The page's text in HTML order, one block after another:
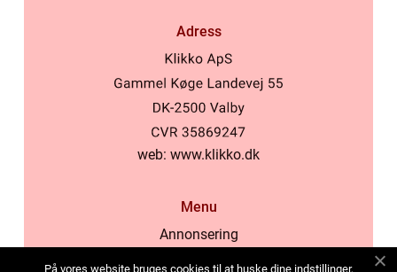
Adress
web: www.klikko.dk
Menu
Annonsering
På vores website bruges cookies til at huske dine indstillinger,